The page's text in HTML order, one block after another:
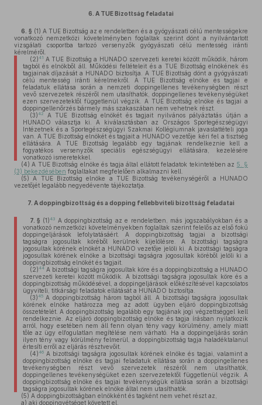
6. A TUE Bizottság feladatai
6. § (1) A TUE Bizottság az e rendeletben és a gyógyászati célú mentességekre
vonatkozó nemzetközi követelményben foglaltak szerint dönt a nyilvántartott
vizsgálati csoportba tartozó versenyzők gyógyászati célú mentesség iránti
kérelméről.
(2)41 A TUE Bizottság a HUNADO szervezeti keretei között működik, három
tagból és elnökből áll. Működési feltételeit és a TUE Bizottság elnökének és
tagjainak díjazását a HUNADO biztosítja. A TUE Bizottság dönt a gyógyászati
célú mentesség iránti kérelmekről. A TUE Bizottság elnöke és tagjai e
feladatuk ellátása során a nemzeti doppingellenes tevékenységben részt
vevő szervezetek részéről nem utasíthatók, doppingellenes tevékenységüket
ezen szervezetektől függetlenül végzik. A TUE Bizottság elnöke és tagjai a
doppingellenőrzés bármely más szakaszában nem vehetnek részt.
(3)42
A TUE Bizottság elnökét és tagjait nyilvános pályáztatás útján a
HUNADO választja ki. A kiválasztásban az Országos Sportegészségügyi
Intézetnek és a Sportegészségügyi Szakmai Kollégiumnak javaslattételi joga
van. A TUE Bizottság elnökét és tagjait a HUNADO vezetője kéri fel a tisztség
ellátására. A TUE Bizottság legalább egy tagjának rendelkeznie kell a
fogyatékos versenyzők speciális egészségügyi ellátására, kezelésére
vonatkozó ismeretekkel.
(4) A TUE Bizottság elnöke és tagja által ellátott feladatok tekintetében az 5. §
(3) bekezdésében foglaltakat megfelelően alkalmazni kell.
(5) A TUE Bizottság elnöke a TUE Bizottság tevékenységéről a HUNADO
vezetőjét legalább negyedévente tájékoztatja.
7. A doppingbizottság és a dopping fellebbviteli bizottság feladatai
7. § (1)43 A doppingbizottság az e rendeletben, más jogszabályokban és a
vonatkozó nemzetközi követelményekben foglaltak szerint felelős az első fokú
doppingeljárások lefolytatásáért. A doppingbizottság tagjai a bizottsági
tagságra jogosultak köréből kerülnek kijelölésre. A bizottsági tagságra
jogosultak körének elnökét a HUNADO vezetője jelöli ki. A bizottsági tagságra
jogosultak körének elnöke a bizottsági tagságra jogosultak köréből jelöli ki a
doppingbizottság elnökét és tagjait.
(2)44A bizottsági tagságra jogosultak köre és a doppingbizottság a HUNADO
szervezeti keretei között működik. A bizottsági tagságra jogosultak köre és a
doppingbizottság működésével, a doppingeljárások előkészítésével kapcsolatos
ügyviteli, titkársági feladatok ellátását a HUNADO biztosítja.
(3)45A doppingbizottság három tagból áll. A bizottsági tagságra jogosultak
körének elnöke határozza meg az adott ügyben eljáró doppingbizottság
összetételét. A doppingbizottság legalább egy tagjának jogi végzettséggel kell
rendelkeznie. Az eljáró doppingbizottság elnöke és tagja írásban nyilatkozik
arról, hogy esetében nem áll fenn olyan tény vagy körülmény, amely miatt
tőle az ügy elfogulatlan megítélése nem várható. Ha a doppingeljárás során
ilyen tény vagy körülmény felmerül, a doppingbizottság tagja haladéktalanul
értesíti erről az eljárás résztvevőit.
(4)46A bizottsági tagságra jogosultak körének elnöke és tagjai, valamint a
doppingbizottság elnöke és tagjai feladatuk ellátása során a doppingellenes
tevékenységben részt vevő szervezetek részéről nem utasíthatók,
doppingellenes tevékenységüket ezen szervezetektől függetlenül végzik. A
doppingbizottság elnöke és tagjai tevékenységük ellátása során a bizottsági
tagságra jogosultak körének elnöke által nem utasíthatók.
(5) A doppingbizottságban elnökként és tagként nem vehet részt az,
a) aki doppingvétséget követett el,